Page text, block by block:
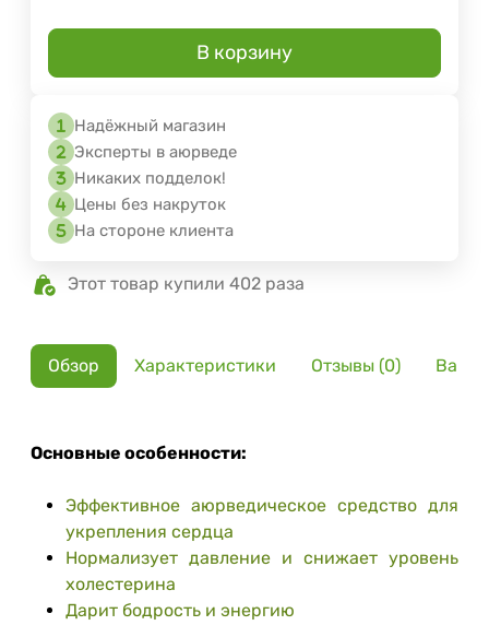
В корзину
Надёжный магазин
Эксперты в аюрведе
Никаких подделок!
Цены без накруток
На стороне клиента
Этот товар купили 402 раза
Обзор Характеристики Отзывы (0)
Основные особенности:
Эффективное аюрведическое средство для
укрепления сердца
Нормализует давление и снижает уровень
холестерина
Дарит бодрость и энергию